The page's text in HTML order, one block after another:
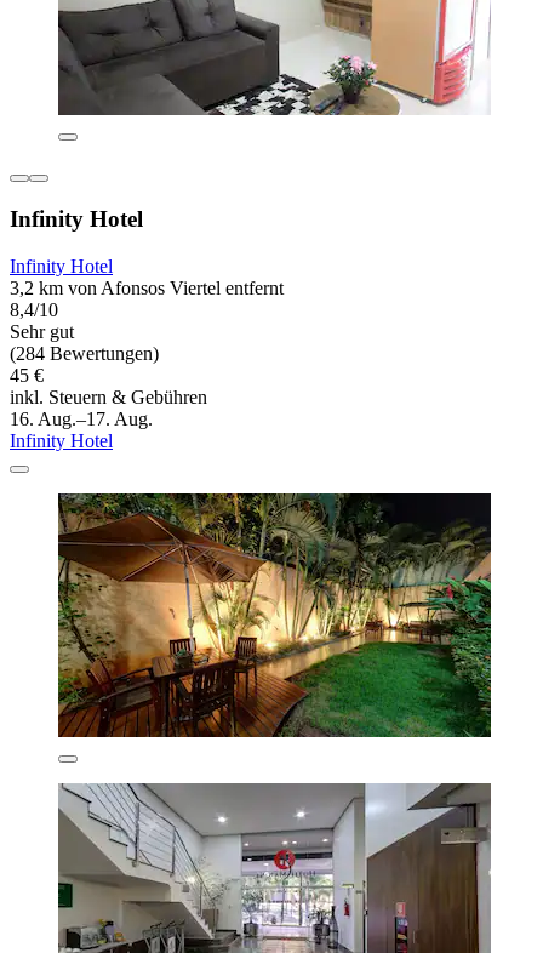
Infinity Hotel
Infinity Hotel
3,2 km von Afonsos Viertel entfernt
8,4/10
Sehr gut
(284 Bewertungen)
45 €
inkl. Steuern & Gebühren
16. Aug.–17. Aug.
Infinity Hotel